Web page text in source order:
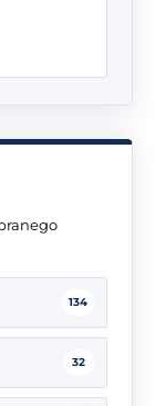
134
32